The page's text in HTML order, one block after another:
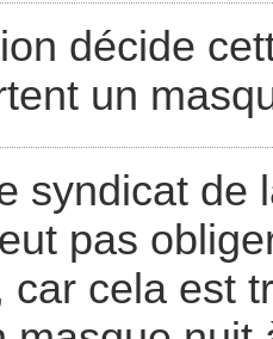
décide
un
syndicat de
pas
car cela est